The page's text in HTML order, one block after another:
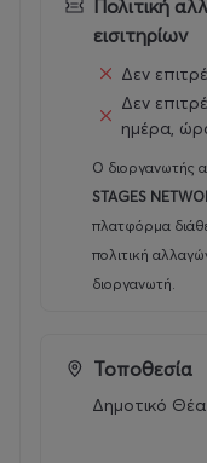
εξελίσσεται σε
στη φόρα (αλλά δεν
δημόσια ζωή μιας
καίγεται .
από στιγμή σε
Μια ποπ
πολιτικής (και όχι
Τιμές εισιτήριων:
Πολιτική
εισιτηρίων
Δεν
Δεν
ημέρα,
Ο διοργανωτής
STAGES
πλατφόρμα
πολιτική
διοργανωτή.
Τοποθεσία
Δημοτικό